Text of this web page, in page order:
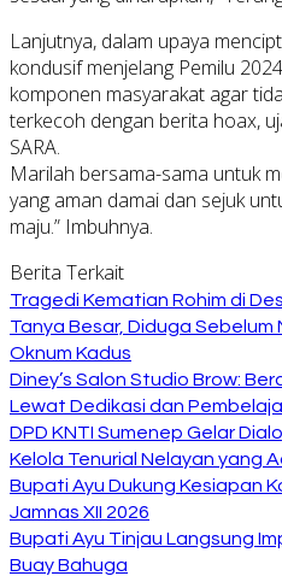
Lanjutnya, dalam upaya
kondusif menjelang Pemilu
komponen masyarakat agar
terkecoh dengan berita hoax,
SARA.
Marilah bersama-sama untuk
yang aman damai dan sejuk
maju.” Imbuhnya.
Berita Terkait
Tragedi Kematian Rohim di
Tanya Besar, Diduga
Oknum Kadus
Diney’s Salon Studio Brow:
Lewat Dedikasi dan
DPD KNTI Sumenep Gelar
Kelola Tenurial Nelayan yang
Bupati Ayu Dukung Kesiapan
Jamnas XII 2026
Bupati Ayu Tinjau Langsung
Buay Bahuga